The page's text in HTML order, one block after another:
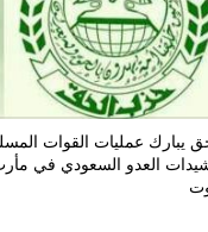
يبارك عمليات القوات
العدو السعودي في